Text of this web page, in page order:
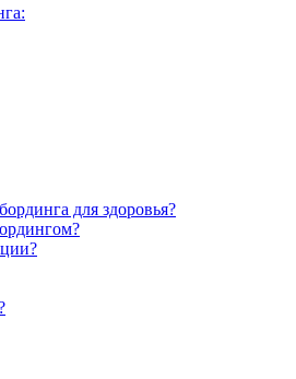
для здоровья?